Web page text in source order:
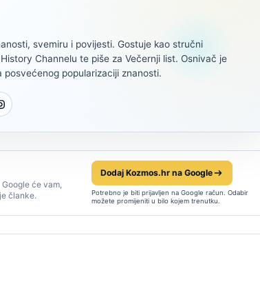
svemiru i povijesti. Gostuje kao stručni
Channelu te piše za Večernji list. Osnivač je
popularizaciji znanosti.
će vam,
članke.
Dodaj Kozmos.hr na Google
Potrebno je biti prijavljen na Google račun. Odabir
možete promijeniti u bilo kojem trenutku.